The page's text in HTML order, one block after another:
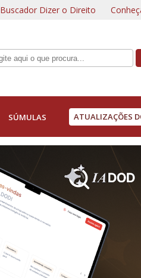
Buscador Dizer o Direito
SÚMULAS ATUALIZAÇÕES